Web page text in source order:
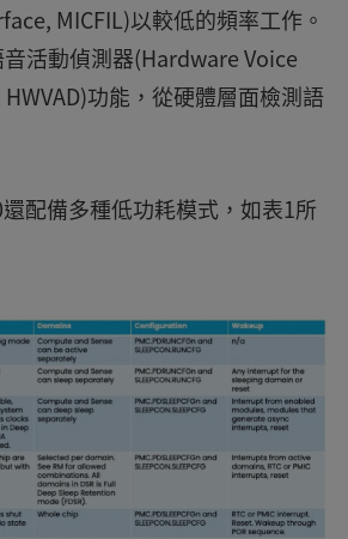
MICFIL)以較低的頻率工作。
活動偵測器(Hardware Voice
功能，從硬體層面檢測語
配備多種低功耗模式，如表1所